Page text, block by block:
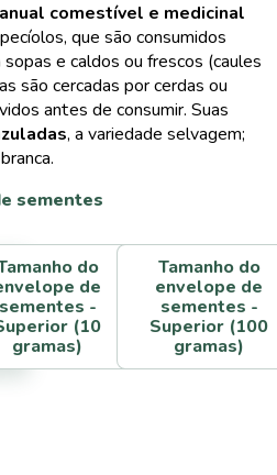
comestível e medicinal
que são consumidos
e caldos ou frescos (caules
são cercadas por cerdas ou
antes de consumir. Suas
, a variedade selvagem;
sementes
do
de
sementes -
(10
gramas)
Tamanho do
envelope de
sementes -
Superior (100
gramas)